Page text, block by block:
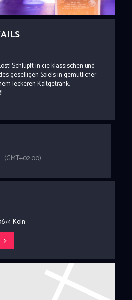
Schlüpft in die klassischen und
geselligen Spiels in gemütlicher
leckeren Kaltgetränk.
(GMT+02:00)
Köln